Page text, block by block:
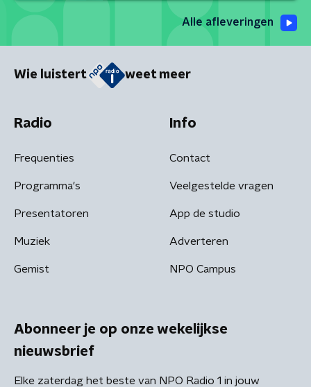
Alle afleveringen
Wie luistert weet meer
Radio
Frequenties
Programma's
Presentatoren
Muziek
Gemist
Info
Contact
Veelgestelde vragen
App de studio
Adverteren
NPO Campus
Abonneer je op onze wekelijkse
nieuwsbrief
Elke zaterdag het beste van NPO Radio 1 in jouw